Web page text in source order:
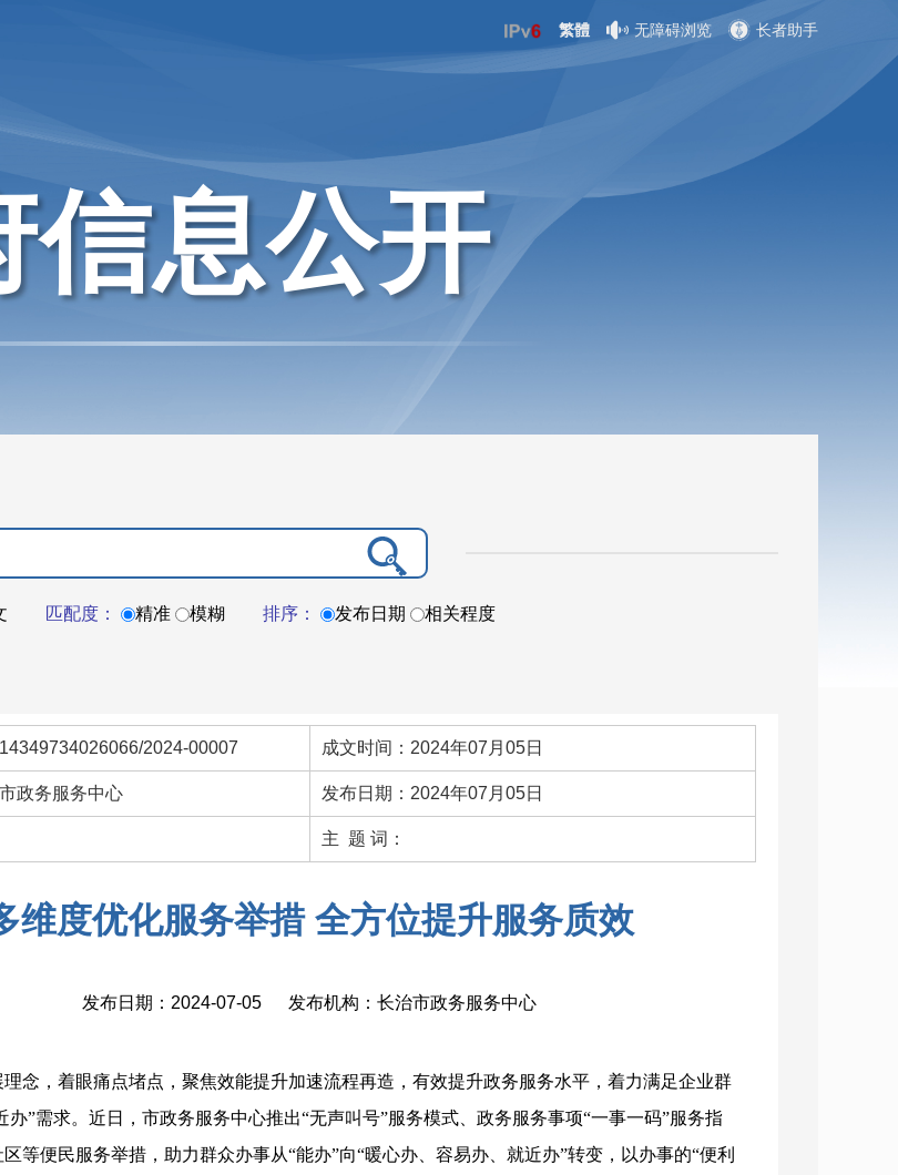
繁體 无障碍浏览 长者助手
信息公开
匹配度： 精准 模糊 排序： 发布日期 相关程度
2024-00007 成文时间：2024年07月05日
政务服务中心 发布日期：2024年07月05日
主 题 词：
维度优化服务举措 全方位提升服务质效
发布日期：2024-07-05 发布机构：长治市政务服务中心
理念，着眼痛点堵点，聚焦效能提升加速流程再造，有效提升政务服务水平，着力满足企业群
办”需求。近日，市政务服务中心推出“无声叫号”服务模式、政务服务事项“一事一码”服务指
等便民服务举措，助力群众办事从“能办”向“暖心办、容易办、就近办”转变，以办事的“便利